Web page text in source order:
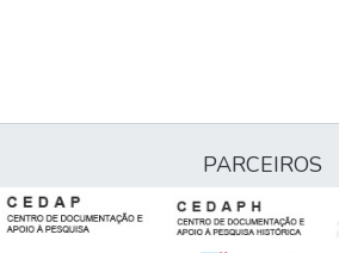
PARCEIROS